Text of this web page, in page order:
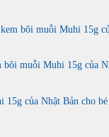
bôi muỗi Muhi 15g
muỗi Muhi 15g của
15g của Nhật Bản cho